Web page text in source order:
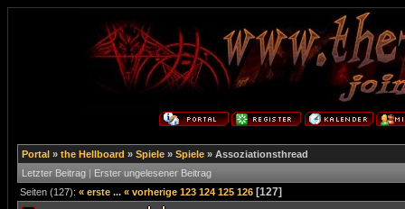
Portal » the Hellboard » Spiele » Spiele » Assoziationsthread
Letzter Beitrag | Erster ungelesener Beitrag
Seiten (127): « erste ... « vorherige 123 124 125 126 [127]